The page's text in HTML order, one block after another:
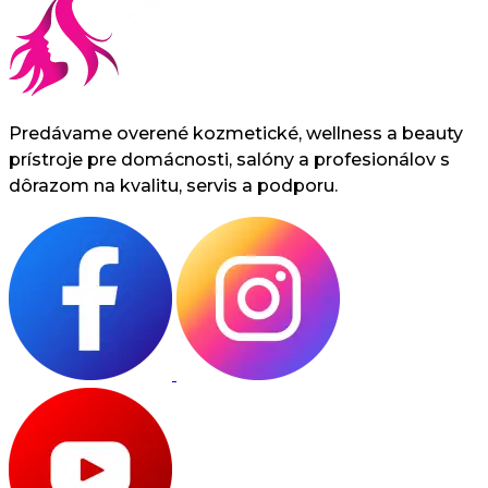
Predávame overené kozmetické, wellness a beauty
prístroje pre domácnosti, salóny a profesionálov s
dôrazom na kvalitu, servis a podporu.